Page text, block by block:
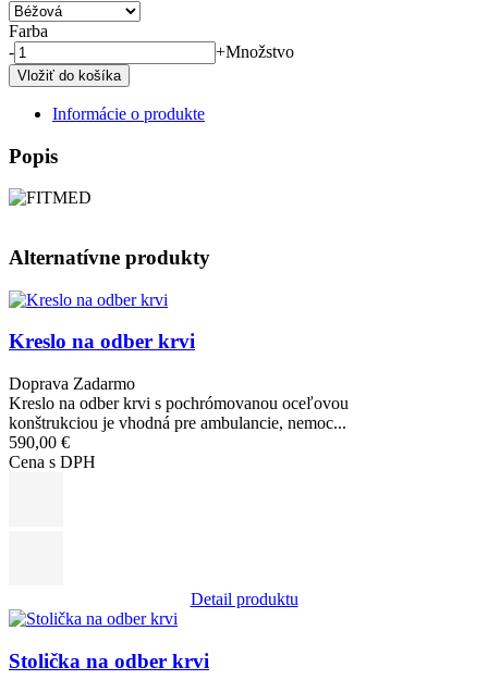
Farba
-
+Množstvo
Informácie o produkte
Popis
Alternatívne produkty
Obrázok
Kreslo na odber krvi
Doprava Zadarmo
Kreslo na odber krvi s pochrómovanou oceľovou
konštrukciou je vhodná pre ambulancie, nemoc...
590,00 €
Cena s DPH
Detail produktu
Obrázok
Stolička na odber krvi